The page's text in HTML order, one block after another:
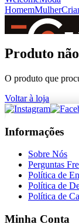
HomemMulher
+de 36.000 reviews
Produto
O produto que
Voltar à loja
Informações
Sobre Nós
Perguntas
Política de
Política de
Política de
Minha Conta